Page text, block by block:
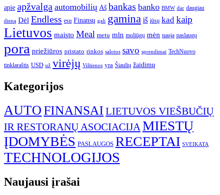
apie apžvalga automobilių Aš bankas banko BMW dar daugiau
dieną Dėl Endless esu Finansų gali gamina iš jūsų kad kaip
Lietuvos maisto Meal metų mln moliūgų mėn naują paslaugų
pora priežiūros pristato rinkos salotos savo sprendimai TechNuovo
tinklaraštis USD už virėjų Vištienos yra Šiaulių žaidimų
Kategorijos
AUTOFINANSAI LIETUVOS VIEŠBUČIŲ
IR RESTORANŲ ASOCIACIJA MIESTŲ
ĮDOMYBĖS PASLAUGOS RECEPTAI SVEIKATA
TECHNOLOGIJOS
Naujausi įrašai